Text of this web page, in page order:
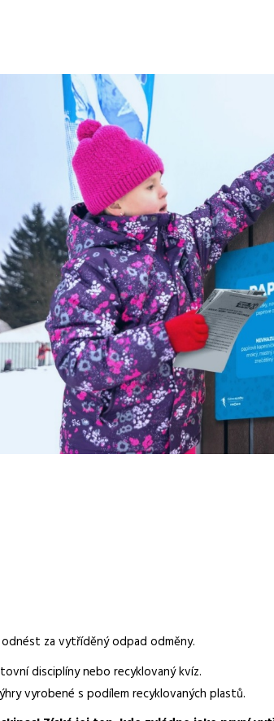
za vytříděný odpad odměny.
disciplíny nebo recyklovaný kvíz.
vyrobené s podílem recyklovaných plastů.